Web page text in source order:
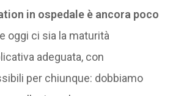
in ospedale è ancora poco
oggi ci sia la maturità
adeguata, con
per chiunque: dobbiamo